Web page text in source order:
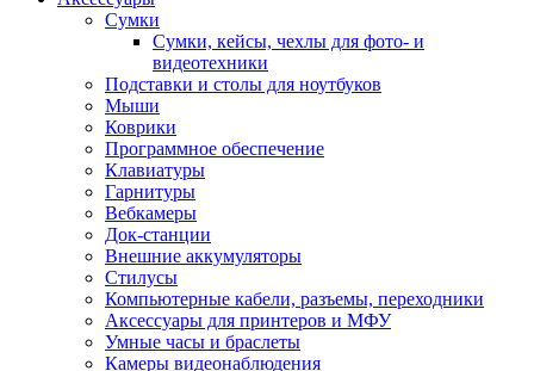
Сумки
Сумки, кейсы, чехлы для фото- и
видеотехники
Подставки и столы для ноутбуков
Мыши
Коврики
Программное обеспечение
Клавиатуры
Гарнитуры
Вебкамеры
Док-станции
Внешние аккумуляторы
Стилусы
Компьютерные кабели, разъемы, переходники
Аксессуары для принтеров и МФУ
Умные часы и браслеты
Камеры видеонаблюдения